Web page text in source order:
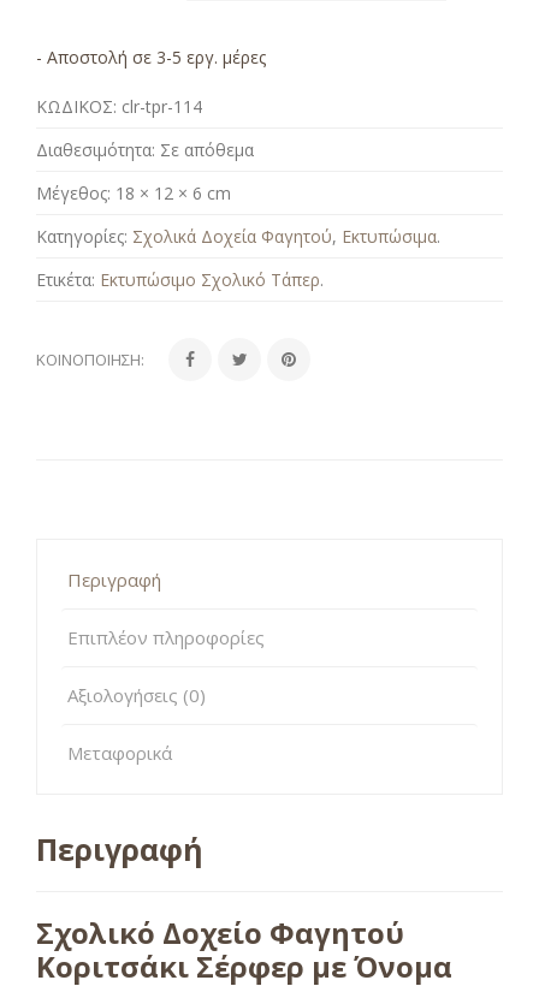
- Αποστολή σε 3-5 εργ. μέρες
ΚΩΔΙΚΟΣ: clr-tpr-114
Διαθεσιμότητα: Σε απόθεμα
Μέγεθος: 18 × 12 × 6 cm
Κατηγορίες: Σχολικά Δοχεία Φαγητού, Εκτυπώσιμα.
Ετικέτα: Εκτυπώσιμο Σχολικό Τάπερ.
ΚΟΙΝΟΠΟΊΗΣΗ:
Περιγραφή
Επιπλέον πληροφορίες
Αξιολογήσεις (0)
Μεταφορικά
Περιγραφή
Σχολικό Δοχείο Φαγητού
Κοριτσάκι Σέρφερ με Όνομα